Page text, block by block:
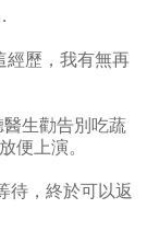
經歷，我有無再
生勸告別吃蔬
便上演。
待，終於可以返